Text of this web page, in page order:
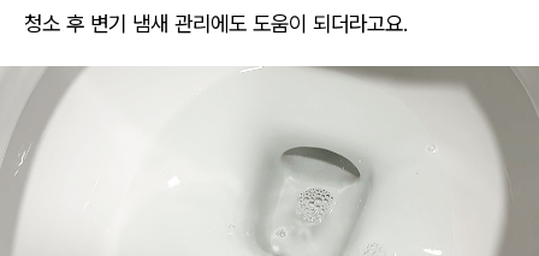
청소 후 변기 냄새 관리에도 도움이 되더라고요.